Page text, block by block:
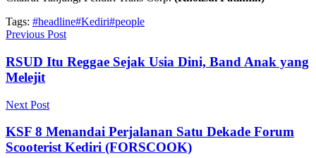
Tags: #headline#Kediri#people
Previous Post
RSUD Itu Reggae Sejak Usia Dini, Band Anak yang
Melejit
Next Post
KSF 8 Menandai Perjalanan Satu Dekade Forum
Scooterist Kediri (FORSCOOK)